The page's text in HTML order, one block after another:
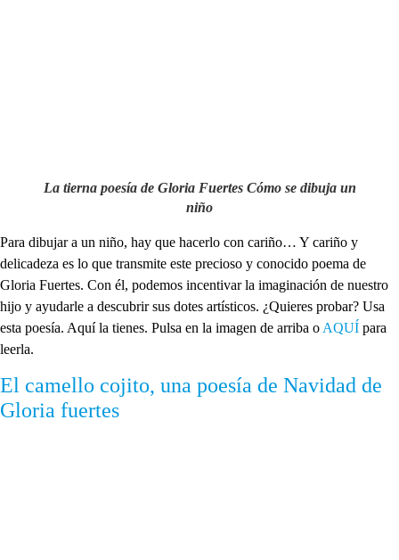
La tierna poesía de Gloria Fuertes Cómo se dibuja un
niño
Para dibujar a un niño, hay que hacerlo con cariño… Y cariño y
delicadeza es lo que transmite este precioso y conocido poema de
Gloria Fuertes. Con él, podemos incentivar la imaginación de nuestro
hijo y ayudarle a descubrir sus dotes artísticos. ¿Quieres probar? Usa
esta poesía. Aquí la tienes. Pulsa en la imagen de arriba o AQUÍ para
leerla.
El camello cojito, una poesía de Navidad de
Gloria fuertes